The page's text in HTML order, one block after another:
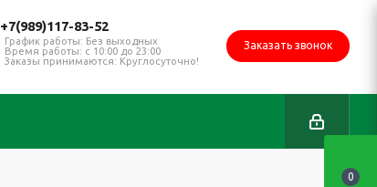
+7(989)117-83-52
График работы: Без выходных
Время работы: с 10:00 до 23:00
Заказы принимаются: Круглосуточно!
Заказать звонок
0